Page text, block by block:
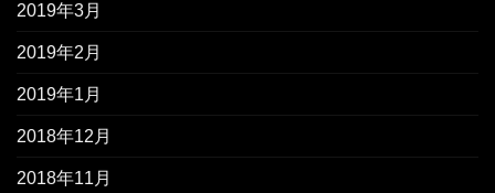
2019年3月
2019年2月
2019年1月
2018年12月
2018年11月